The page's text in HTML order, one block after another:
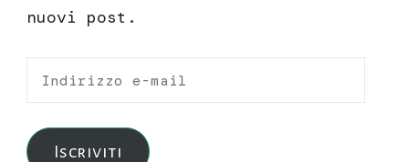
nuovi post.
Indirizzo
mail
Iscriviti